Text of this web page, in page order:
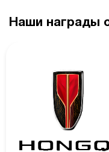
Наши награды